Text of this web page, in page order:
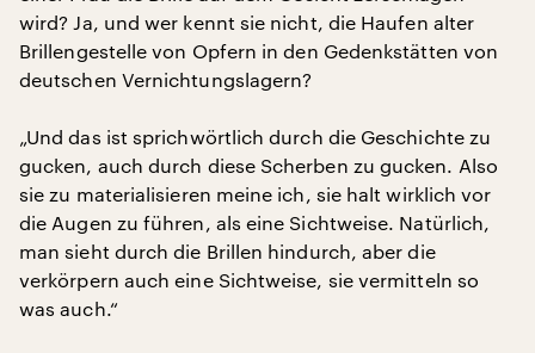
wird? Ja, und wer kennt sie nicht, die Haufen alter
Brillengestelle von Opfern in den Gedenkstätten von
deutschen Vernichtungslagern?
„Und das ist sprichwörtlich durch die Geschichte zu
gucken, auch durch diese Scherben zu gucken. Also
sie zu materialisieren meine ich, sie halt wirklich vor
die Augen zu führen, als eine Sichtweise. Natürlich,
man sieht durch die Brillen hindurch, aber die
verkörpern auch eine Sichtweise, sie vermitteln so
was auch.“